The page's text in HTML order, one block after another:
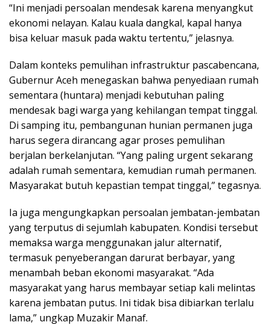
“Ini menjadi persoalan mendesak karena menyangkut
ekonomi nelayan. Kalau kuala dangkal, kapal hanya
bisa keluar masuk pada waktu tertentu,” jelasnya.
Dalam konteks pemulihan infrastruktur pascabencana,
Gubernur Aceh menegaskan bahwa penyediaan rumah
sementara (huntara) menjadi kebutuhan paling
mendesak bagi warga yang kehilangan tempat tinggal.
Di samping itu, pembangunan hunian permanen juga
harus segera dirancang agar proses pemulihan
berjalan berkelanjutan. “Yang paling urgent sekarang
adalah rumah sementara, kemudian rumah permanen.
Masyarakat butuh kepastian tempat tinggal,” tegasnya.
Ia juga mengungkapkan persoalan jembatan-jembatan
yang terputus di sejumlah kabupaten. Kondisi tersebut
memaksa warga menggunakan jalur alternatif,
termasuk penyeberangan darurat berbayar, yang
menambah beban ekonomi masyarakat. “Ada
masyarakat yang harus membayar setiap kali melintas
karena jembatan putus. Ini tidak bisa dibiarkan terlalu
lama,” ungkap Muzakir Manaf.